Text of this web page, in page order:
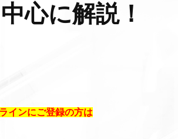
心に解説！
インにご登録の方は